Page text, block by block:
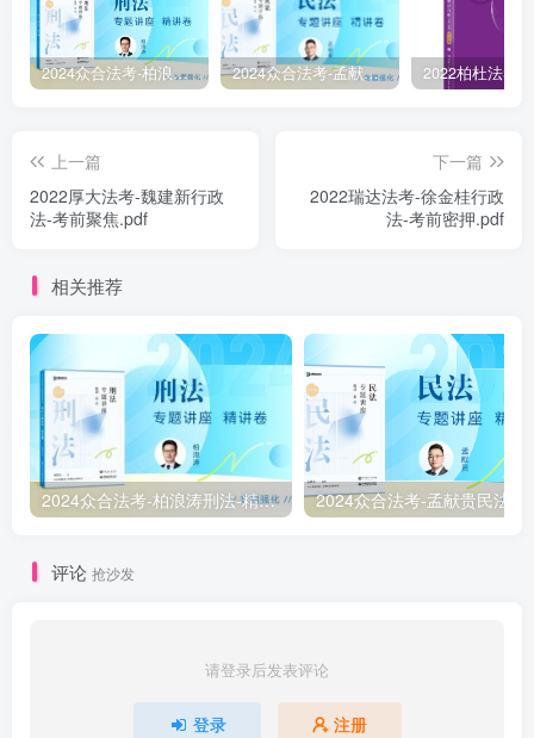
2024众合法考-柏浪涛刑法-精讲卷pdf电子版（附视频1-76全） 2024众合法考-孟献贵民法-精讲卷.pdf
上一篇
￼2022厚大法考-魏建新行政
法-考前聚焦.pdf
下一篇
￼2022瑞达法考-徐金桂行政
法-考前密押.pdf
相关推荐
2024众合法考-柏浪涛刑法-精讲卷pdf电子版（附视频1-76全）
评论 抢沙发
请登录后发表评论
登录 注册